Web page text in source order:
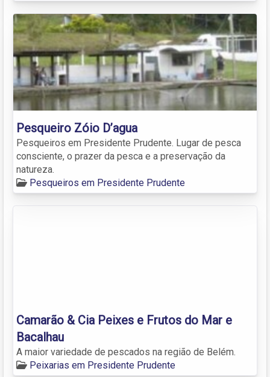
Pesqueiro Zóio D’agua
Pesqueiros em Presidente Prudente. Lugar de pesca
consciente, o prazer da pesca e a preservação da
natureza.
Pesqueiros em Presidente Prudente
Camarão & Cia Peixes e Frutos do Mar e
Bacalhau
A maior variedade de pescados na região de Belém.
Peixarias em Presidente Prudente